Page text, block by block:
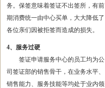
务。保签意味着签证不出签所，有前
期消费统一由中心买单，大大降低了
各位亲们因被拒签而造成的损失。
4、服务过硬
签证申请服务中心的员工均为公
司签证部的销售骨干，在业务水平、
销售能力、服务技能等均处于业内领